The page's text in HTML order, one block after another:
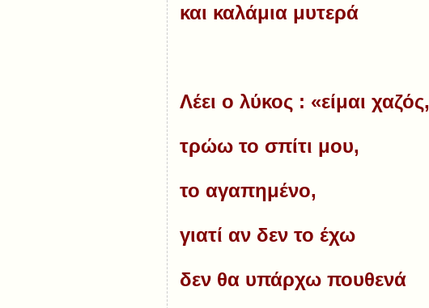
και καλάμια μυτερά
Λέει ο λύκος : «είμαι χαζός,
τρώω το σπίτι μου,
το αγαπημένο,
γιατί αν δεν το έχω
δεν θα υπάρχω πουθενά